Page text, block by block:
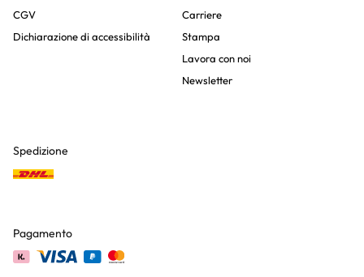
CGV
Dichiarazione di accessibilità
Carriere
Stampa
Lavora con noi
Newsletter
Spedizione
Pagamento